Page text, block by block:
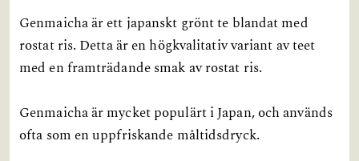
Genmaicha är ett japanskt grönt te blandat med
rostat ris. Detta är en högkvalitativ variant av teet
med en framträdande smak av rostat ris.
Genmaicha är mycket populärt i Japan, och används
ofta som en uppfriskande måltidsdryck.